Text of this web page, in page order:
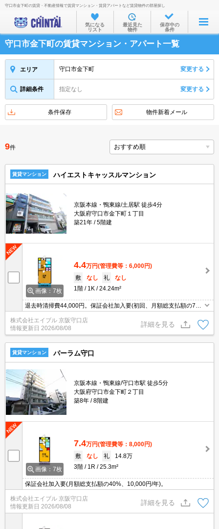
お部屋を探す
沿線・駅から
住所から
物件特集から
不動産会社から
TOP
守口市金下町の賃貸・不動産情報で賃貸マンション・賃貸アパートなど賃貸物件の部屋探し
気になる
リスト
最近見た
物件
保存中の
条件
守口市金下町の賃貸マンション・アパート一覧
エリア 守口市金下町 変更する
詳細条件 指定なし 変更する
条件保存 物件新着メール
9件
賃貸マンション ハイエストキャッスルマンション
京阪本線・鴨東線/土居駅 徒歩4分
大阪府守口市金下町１丁目
築21年
5階建
画像：7枚
4.4万円(管理費等：6,000円)
敷
なし 礼
なし
1階
1K 24.24m²
退去時清掃費44,000円。保証会社加入要(初回、月額総支払額の7
0%)。
株式会社エイブル 京阪守口店
情報更新日 2026/08/08
詳細を見る
賃貸マンション パーラム守口
京阪本線・鴨東線/守口市駅 徒歩5分
大阪府守口市金下町２丁目
築8年
8階建
画像：7枚
7.4万円(管理費等：8,000円)
敷
なし 礼
14.8万
3階
1R 25.3m²
保証会社加入要(月額総支払額の40%、10,000円/年)。
株式会社エイブル 京阪守口店
情報更新日 2026/08/08
詳細を見る